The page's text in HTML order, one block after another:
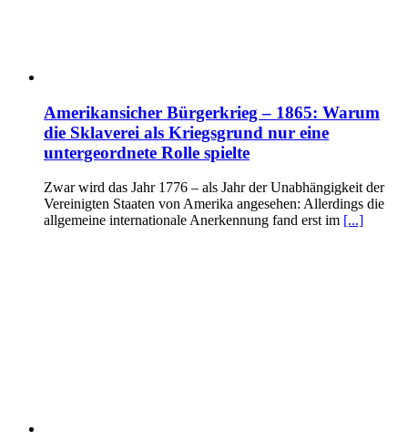
Amerikansicher Bürgerkrieg – 1865: Warum
die Sklaverei als Kriegsgrund nur eine
untergeordnete Rolle spielte
Zwar wird das Jahr 1776 – als Jahr der Unabhängigkeit der
Vereinigten Staaten von Amerika angesehen: Allerdings die
allgemeine internationale Anerkennung fand erst im [...]